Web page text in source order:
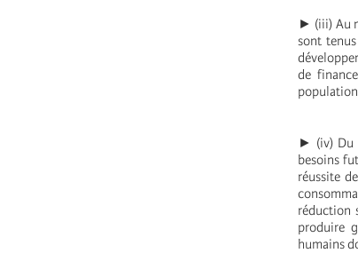
► (iii) Au
sont
de
► (iv) Du
besoins
réussite
réduction
produire
humains